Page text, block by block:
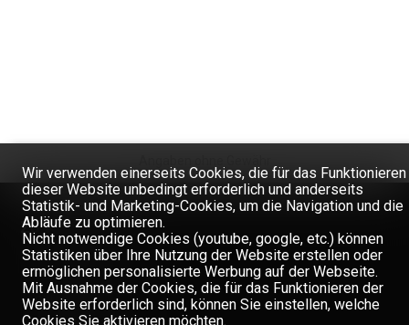
ZU VERKAUFEN
WOHNUNGEN
GRUNDSTÜCKE
Wir verwenden einerseits Cookies, die für das Funktionieren
dieser Website unbedingt erforderlich und anderseits
Statistik- und Marketing-Cookies, um die Navigation und die
Abläufe zu optimieren.
Nicht notwendige Cookies (youtube, google, etc.) können
Statistiken über Ihre Nutzung der Website erstellen oder
ermöglichen personalisierte Werbung auf der Webseite.
Mit Ausnahme der Cookies, die für das Funktionieren der
Website erforderlich sind, können Sie einstellen, welche
Cookies Sie aktivieren möchten.